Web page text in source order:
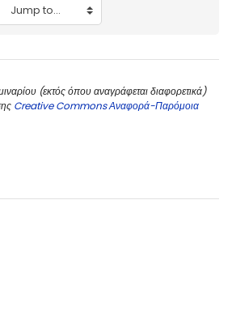
Jump to...
(εκτός όπου αναγράφεται διαφορετικά)
Creative Commons Αναφορά-Παρόμοια